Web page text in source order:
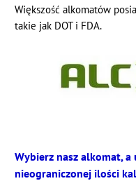
Większość alkomatów
takie jak DOT i FDA.
Wybierz nasz alkomat,
nieograniczonej ilości